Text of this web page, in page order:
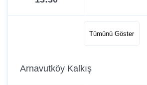
14:55
Tümünü Göster
Arnavutköy Kalkış